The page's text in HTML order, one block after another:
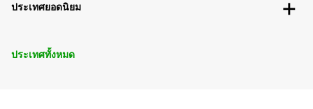
ประเทศยอดนิยม
ประเทศทั้งหมด